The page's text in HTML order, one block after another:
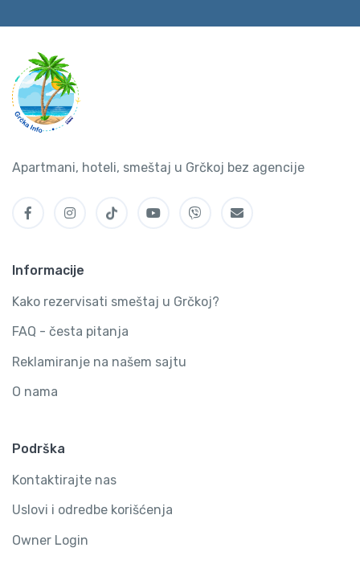
Apartmani, hoteli, smeštaj u Grčkoj bez agencije
Informacije
Kako rezervisati smeštaj u Grčkoj?
FAQ - česta pitanja
Reklamiranje na našem sajtu
O nama
Podrška
Kontaktirajte nas
Uslovi i odredbe korišćenja
Owner Login